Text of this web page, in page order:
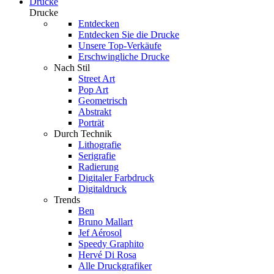
Drucke
Entdecken
Entdecken Sie die Drucke
Unsere Top-Verkäufe
Erschwingliche Drucke
Nach Stil
Street Art
Pop Art
Geometrisch
Abstrakt
Porträt
Durch Technik
Lithografie
Serigrafie
Radierung
Digitaler Farbdruck
Digitaldruck
Trends
Ben
Bruno Mallart
Jef Aérosol
Speedy Graphito
Hervé Di Rosa
Alle Druckgrafiker